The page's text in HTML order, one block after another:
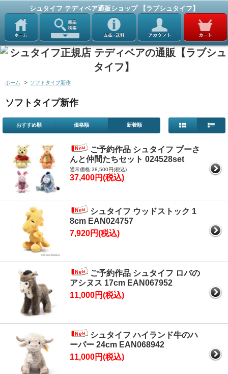
シュタイフ テディベア通販ショップ 【ラブシュタイフ】
ホーム > ソフトタイプ新作
ソフトタイプ新作
おすすめ順 価格順 新着順
ご予約作品 シュタイフ プーさ
んと仲間たちセット 024528set
通常価格:38,500円(税込)
37,400円(税込)
シュタイフ ウッドストック 1
8cm EAN024757
7,920円(税込)
ご予約作品 シュタイフ ロバの
アシヌス 17cm EAN067952
11,000円(税込)
シュタイフ ハイランド牛のハ
ーパー 24cm EAN068942
11,000円(税込)